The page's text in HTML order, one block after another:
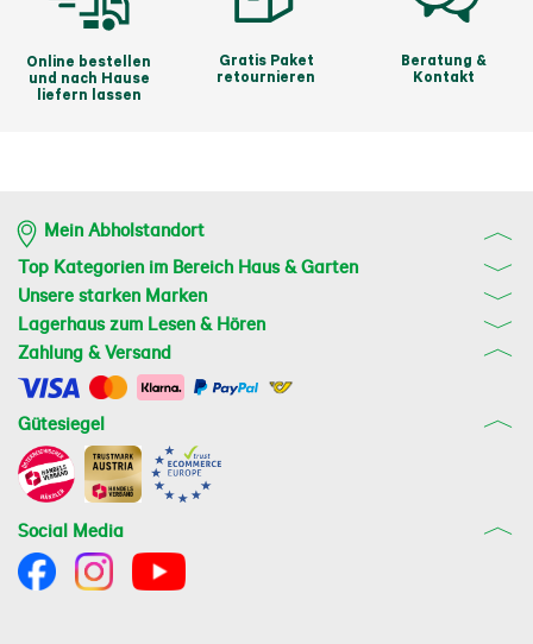
Online bestellen
und nach Hause
liefern lassen
Gratis Paket
retournieren
Beratung &
Kontakt
Mein Abholstandort
Top Kategorien im Bereich Haus & Garten
Unsere starken Marken
Lagerhaus zum Lesen & Hören
Zahlung & Versand
Gütesiegel
Social Media